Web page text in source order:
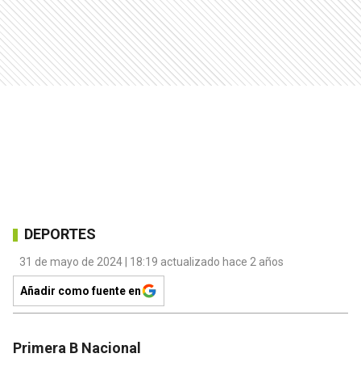
DEPORTES
31 de mayo de 2024 | 18:19 actualizado hace 2 años
Añadir como fuente en
Primera B Nacional